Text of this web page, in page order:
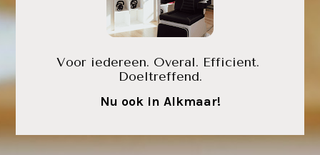
Voor iedereen. Overal. Efficient.
Doeltreffend.
Nu ook in Alkmaar!